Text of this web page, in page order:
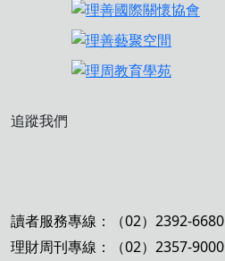
追蹤我們
讀者服務專線：（02）2392-6680
理財周刊專線：（02）2357-9000